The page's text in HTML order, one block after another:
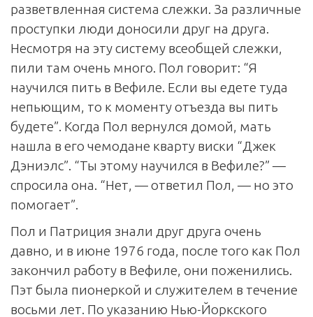
разветвленная система слежки. За различные
проступки люди доносили друг на друга.
Несмотря на эту систему всеобщей слежки,
пили там очень много. Пол говорит: “Я
научился пить в Вефиле. Если вы едете туда
непьющим, то к моменту отъезда вы пить
будете”. Когда Пол вернулся домой, мать
нашла в его чемодане кварту виски “Джек
Дэниэлс”. “Ты этому научился в Вефиле?” —
спросила она. “Нет, — ответил Пол, — но это
помогает”.
Пол и Патриция знали друг друга очень
давно, и в июне 1976 года, после того как Пол
закончил работу в Вефиле, они поженились.
Пэт была пионеркой и служителем в течение
восьми лет. По указанию Нью-Йоркского